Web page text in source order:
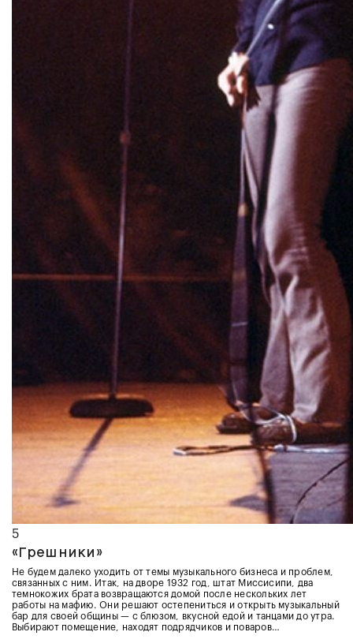
5
«Грешники»
Не будем далеко уходить от темы музыкального бизнеса и проблем,
связанных с ним. Итак, на дворе 1932 год, штат Миссисипи, два
темнокожих брата возвращаются домой после нескольких лет
работы на мафию. Они решают остепениться и открыть музыкальный
бар для своей общины — с блюзом, вкусной едой и танцами до утра.
Выбирают помещение, находят подрядчиков и поваров…